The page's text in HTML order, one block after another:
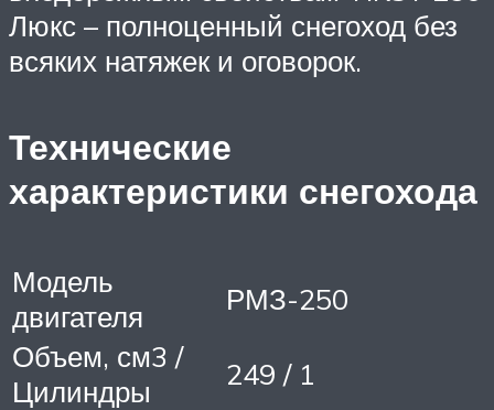
Люкс – полноценный снегоход без
всяких натяжек и оговорок.
Технические
характеристики снегохода
Модель
двигателя
РМЗ-250
Объем, см3 /
Цилиндры
249 / 1